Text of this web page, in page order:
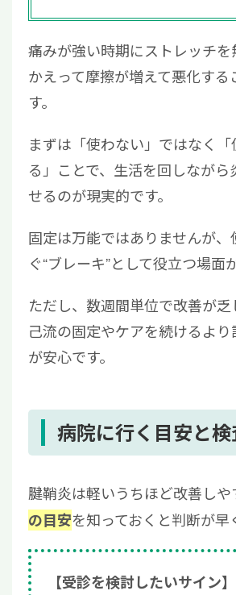
痛みが強い時期にストレッチを
かえって摩擦が増えて悪化する
す。
まずは「使わない」ではなく
る」ことで、生活を回しなが
せるのが現実的です。
固定は万能ではありませんが
ぐ“ブレーキ”として役立つ場面
ただし、数週間単位で改善が
己流の固定やケアを続けるよ
が安心です。
病院に行く目安と
腱鞘炎は軽いうちほど改善しや
の目安を知っておくと判断が早
【受診を検討したいサイン】